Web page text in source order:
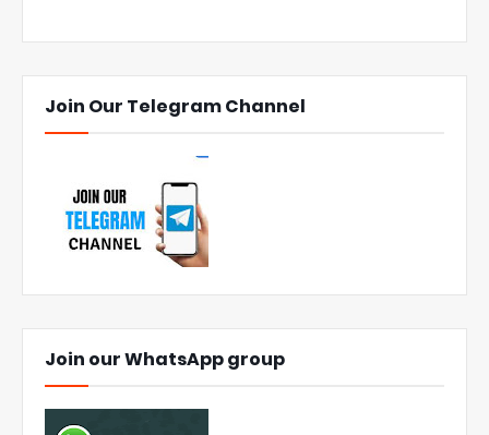
Join Our Telegram Channel
Join our WhatsApp group